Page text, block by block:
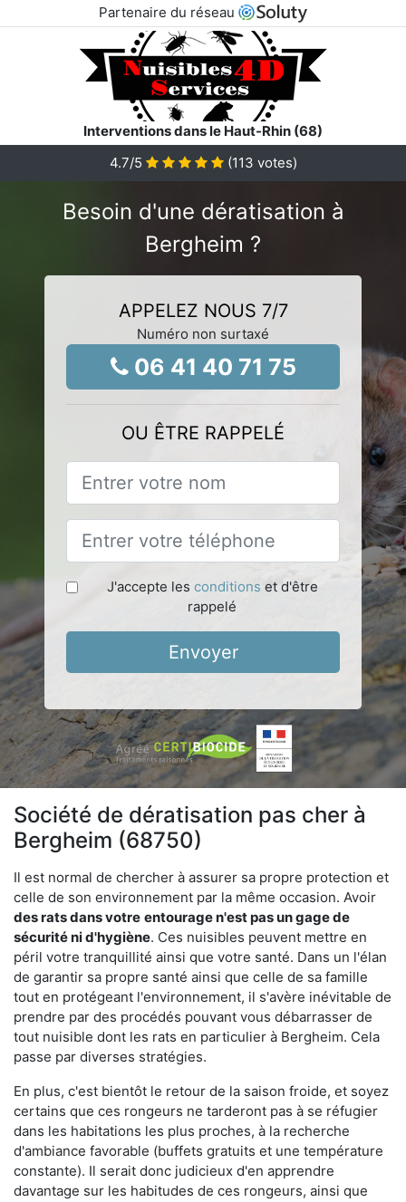
Partenaire du réseau
Interventions dans le Haut-Rhin (68)
4.7/5 (113 votes)
Besoin d'une dératisation à
Bergheim ?
APPELEZ NOUS 7/7
Numéro non surtaxé
06 41 40 71 75
OU ÊTRE RAPPELÉ
J'accepte les conditions et d'être
rappelé
Envoyer
Société de dératisation pas cher à
Bergheim (68750)
Il est normal de chercher à assurer sa propre protection et
celle de son environnement par la même occasion. Avoir
des rats dans votre entourage n'est pas un gage de
sécurité ni d'hygiène. Ces nuisibles peuvent mettre en
péril votre tranquillité ainsi que votre santé. Dans un l'élan
de garantir sa propre santé ainsi que celle de sa famille
tout en protégeant l'environnement, il s'avère inévitable de
prendre par des procédés pouvant vous débarrasser de
tout nuisible dont les rats en particulier à Bergheim. Cela
passe par diverses stratégies.
En plus, c'est bientôt le retour de la saison froide, et soyez
certains que ces rongeurs ne tarderont pas à se réfugier
dans les habitations les plus proches, à la recherche
d'ambiance favorable (buffets gratuits et une température
constante). Il serait donc judicieux d'en apprendre
davantage sur les habitudes de ces rongeurs, ainsi que